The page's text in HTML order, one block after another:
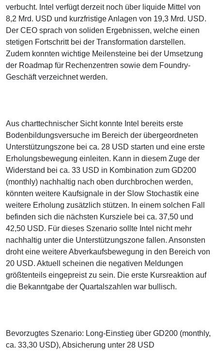
verbucht. Intel verfügt derzeit noch über liquide Mittel von
8,2 Mrd. USD und kurzfristige Anlagen von 19,3 Mrd. USD.
Der CEO sprach von soliden Ergebnissen, welche einen
stetigen Fortschritt bei der Transformation darstellen.
Zudem konnten wichtige Meilensteine bei der Umsetzung
der Roadmap für Rechenzentren sowie dem Foundry-
Geschäft verzeichnet werden.
Aus charttechnischer Sicht konnte Intel bereits erste
Bodenbildungsversuche im Bereich der übergeordneten
Unterstützungszone bei ca. 28 USD starten und eine erste
Erholungsbewegung einleiten. Kann in diesem Zuge der
Widerstand bei ca. 33 USD in Kombination zum GD200
(monthly) nachhaltig nach oben durchbrochen werden,
könnten weitere Kaufsignale in der Slow Stochastik eine
weitere Erholung zusätzlich stützen. In einem solchen Fall
befinden sich die nächsten Kursziele bei ca. 37,50 und
42,50 USD. Für dieses Szenario sollte Intel nicht mehr
nachhaltig unter die Unterstützungszone fallen. Ansonsten
droht eine weitere Abverkaufsbewegung in den Bereich von
20 USD. Aktuell scheinen die negativen Meldungen
größtenteils eingepreist zu sein. Die erste Kursreaktion auf
die Bekanntgabe der Quartalszahlen war bullisch.
Bevorzugtes Szenario: Long-Einstieg über GD200 (monthly,
ca. 33,30 USD), Absicherung unter 28 USD